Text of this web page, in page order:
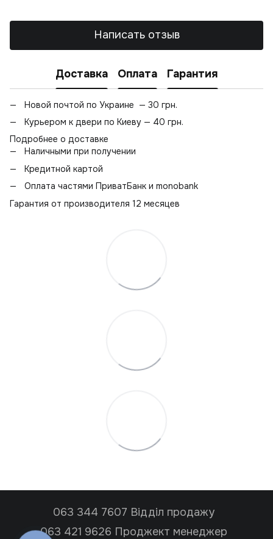
Написать отзыв
Доставка Оплата Гарантия
Новой почтой по Украине — 30 грн.
Курьером к двери по Киеву — 40 грн.
Подробнее о доставке
Наличными при получении
Кредитной картой
Оплата частями ПриватБанк и monobank
Гарантия от производителя 12 месяцев
063 344 7607 Відділ продажу
063 421 9626 Проджект менеджер